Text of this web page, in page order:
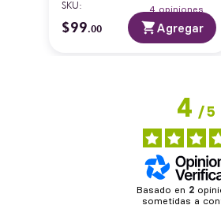
4 opiniones
SKU:
$99.00 Agregar
4/5
Basado en 2
sometidas a